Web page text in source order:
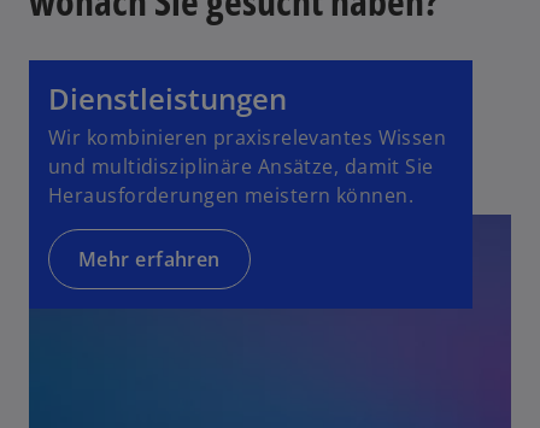
Dienstleistungen
Wir kombinieren praxisrelevantes Wissen
und multidisziplinäre Ansätze, damit Sie
Herausforderungen meistern können.
Mehr erfahren